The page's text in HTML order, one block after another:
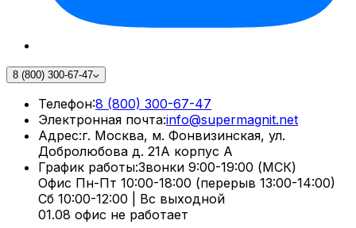
8 (800) 300-67-47
Телефон:8 (800) 300-67-47
Электронная почта:info@supermagnit.net
Адрес:г. Москва, м. Фонвизинская, ул.
Добролюбова д. 21А корпус А
График работы:Звонки 9:00-19:00 (МСК)
Офис Пн-Пт 10:00-18:00 (перерыв 13:00-14:00)
Сб 10:00-12:00 | Вс выходной
01.08 офис не работает